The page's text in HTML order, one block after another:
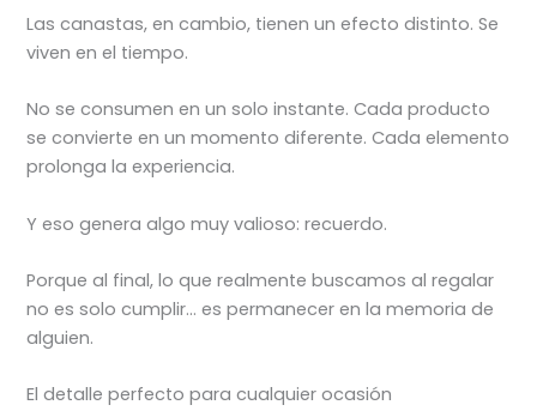
Las canastas, en cambio, tienen un efecto distinto. Se
viven en el tiempo.
No se consumen en un solo instante. Cada producto
se convierte en un momento diferente. Cada elemento
prolonga la experiencia.
Y eso genera algo muy valioso: recuerdo.
Porque al final, lo que realmente buscamos al regalar
no es solo cumplir… es permanecer en la memoria de
alguien.
El detalle perfecto para cualquier ocasión